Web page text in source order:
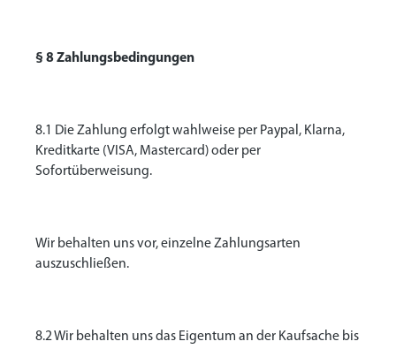
§ 8 Zahlungsbedingungen
8.1 Die Zahlung erfolgt wahlweise per Paypal, Klarna,
Kreditkarte (VISA, Mastercard) oder per
Sofortüberweisung.
Wir behalten uns vor, einzelne Zahlungsarten
auszuschließen.
8.2 Wir behalten uns das Eigentum an der Kaufsache bis